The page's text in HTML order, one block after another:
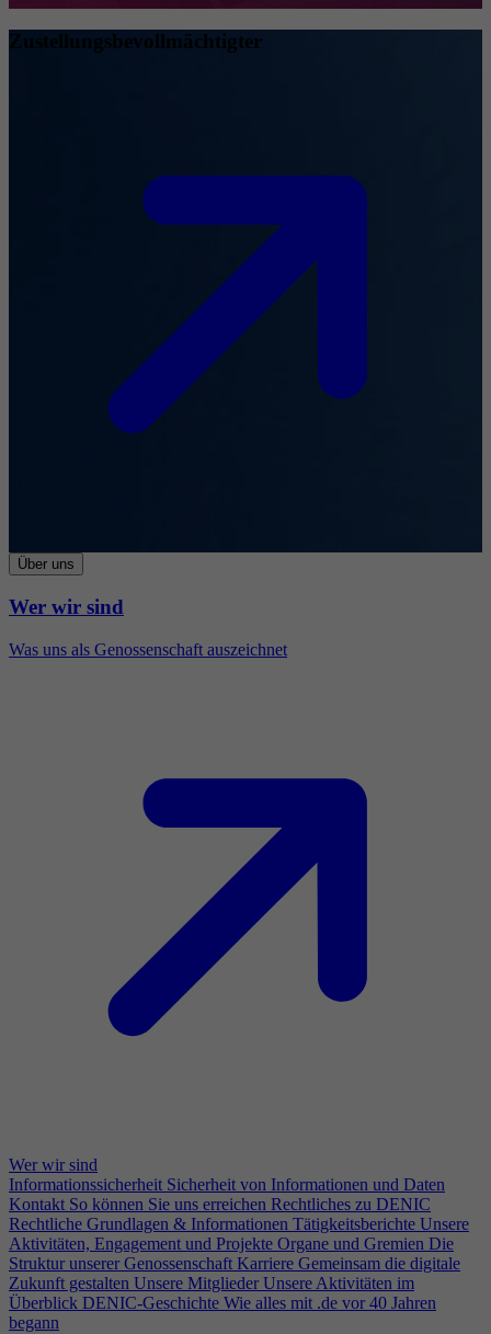
Zustellungsbevollmächtigter
Über uns
Wer wir sind
Was uns als Genossenschaft auszeichnet
Wer wir sind
Informationssicherheit Sicherheit von Informationen und Daten
Kontakt So können Sie uns erreichen Rechtliches zu DENIC
Rechtliche Grundlagen & Informationen Tätigkeitsberichte Unsere
Aktivitäten, Engagement und Projekte Organe und Gremien Die
Struktur unserer Genossenschaft Karriere Gemeinsam die digitale
Zukunft gestalten Unsere Mitglieder Unsere Aktivitäten im
Überblick DENIC-Geschichte Wie alles mit .de vor 40 Jahren
begann